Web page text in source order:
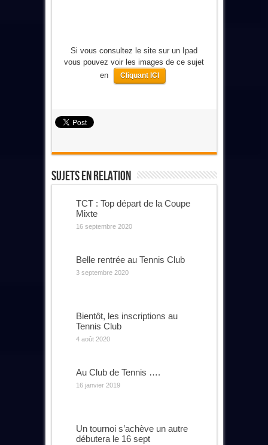
Si vous consultez le site sur un Ipad
vous pouvez voir les images de ce sujet
en
Cliquant ICI
Sujets En Relation
TCT : Top départ de la Coupe
Mixte
16 septembre 2020
Belle rentrée au Tennis Club
3 septembre 2020
Bientôt, les inscriptions au
Tennis Club
4 août 2020
Au Club de Tennis ….
16 janvier 2019
Un tournoi s’achève un autre
débutera le 16 sept